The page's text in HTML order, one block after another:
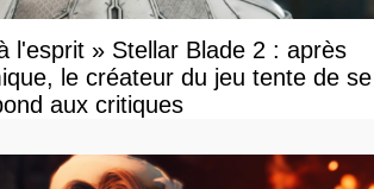
l'esprit » Stellar Blade 2 : après
le créateur du jeu tente de se
aux critiques